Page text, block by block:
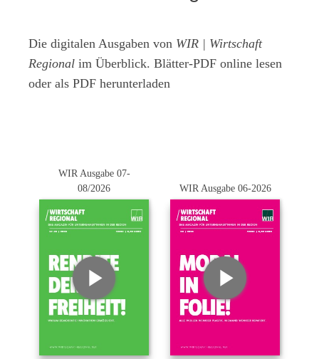
Die digitalen Ausgaben von WIR | Wirtschaft
Regional im Überblick. Blätter-PDF online lesen
oder als PDF herunterladen
WIR Ausgabe 07-
08/2026
WIR Ausgabe 06-2026